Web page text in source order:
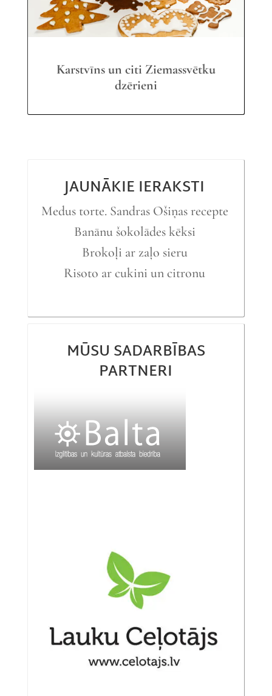
Karstvīns un citi Ziemassvētku
dzērieni
JAUNĀKIE IERAKSTI
Medus torte. Sandras Ošiņas recepte
Banānu šokolādes kēksi
Brokoļi ar zaļo sieru
Risoto ar cukini un citronu
MŪSU SADARBĪBAS
PARTNERI